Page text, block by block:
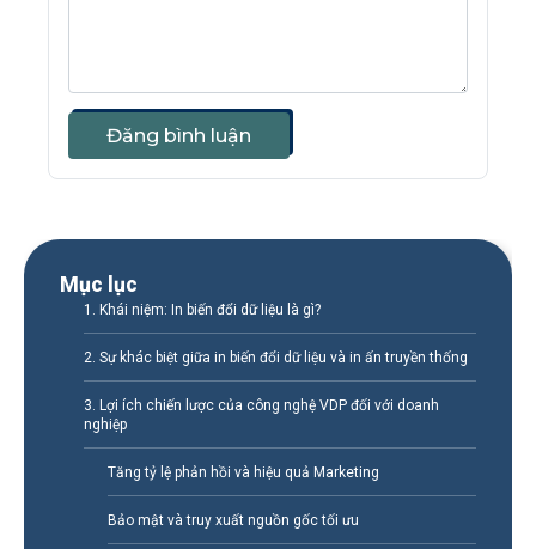
Đăng bình luận
Mục lục
1. Khái niệm: In biến đổi dữ liệu là gì?
2. Sự khác biệt giữa in biến đổi dữ liệu và in ấn truyền thống
3. Lợi ích chiến lược của công nghệ VDP đối với doanh
nghiệp
Tăng tỷ lệ phản hồi và hiệu quả Marketing
Bảo mật và truy xuất nguồn gốc tối ưu